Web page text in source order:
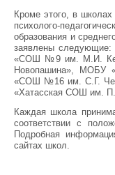
Кроме этого, в
психолого-
образования и
заявлены
«СОШ №9 им. М.И.
Новопашина»,
«СОШ №16 им. С.Г.
«Хатасская СОШ им.
Каждая школа
соответствии с
Подробная
сайтах школ.